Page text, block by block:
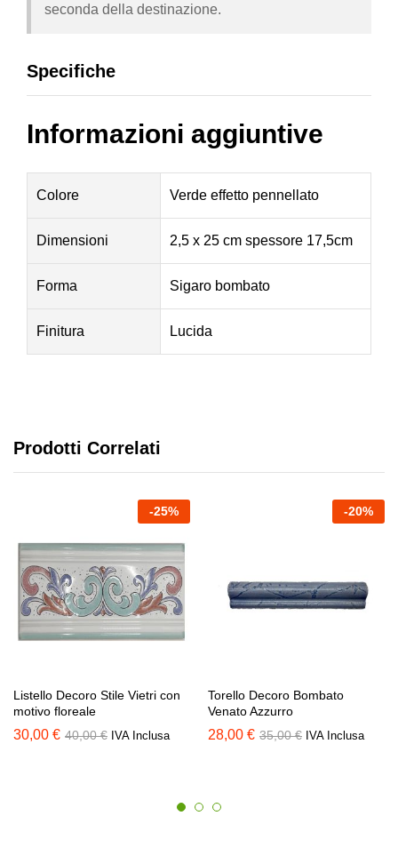
seconda della destinazione.
Specifiche
Informazioni aggiuntive
Colore Verde effetto pennellato
Dimensioni 2,5 x 25 cm spessore 17,5cm
Forma Sigaro bombato
Finitura Lucida
Prodotti Correlati
-25%
Listello Decoro Stile Vietri con
motivo floreale
30,00 € 40,00€ IVA Inclusa
-20%
Torello Decoro Bombato
Venato Azzurro
28,00 € 35,00€ IVA Inclusa